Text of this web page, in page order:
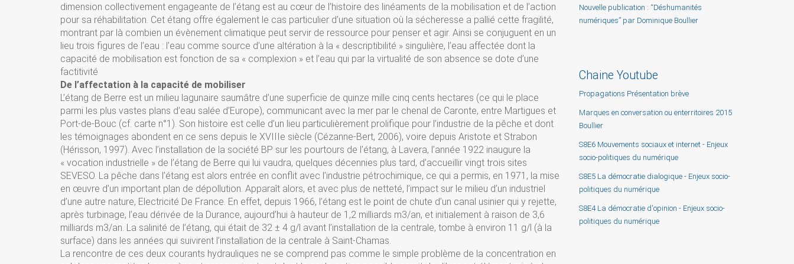
dimension collectivement engageante de l’étang est au cœur de l’histoire des linéaments de la mobilisation et de l’action
pour sa réhabilitation. Cet étang offre également le cas particulier d’une situation où la sécheresse a pallié cette fragilité,
montrant par là combien un évènement climatique peut servir de ressource pour penser et agir. Ainsi se conjuguent en un
lieu trois figures de l’eau : l’eau comme source d’une altération à la « descriptibilité » singulière, l’eau affectée dont la
capacité de mobilisation est fonction de sa « complexion » et l’eau qui par la virtualité de son absence se dote d’une
factitivité
De l’affectation à la capacité de mobiliser
L’étang de Berre est un milieu lagunaire saumâtre d’une superficie de quinze mille cinq cents hectares (ce qui le place
parmi les plus vastes plans d’eau salée d’Europe), communicant avec la mer par le chenal de Caronte, entre Martigues et
Port-de-Bouc (cf. carte n°1). Son histoire est celle d’un lieu particulièrement prolifique pour l’industrie de la pêche et dont
les témoignages abondent en ce sens depuis le XVIIIe siècle (Cézanne-Bert, 2006), voire depuis Aristote et Strabon
(Hérisson, 1997). Avec l’installation de la société BP sur les pourtours de l’étang, à Lavera, l’année 1922 inaugure la
« vocation industrielle » de l’étang de Berre qui lui vaudra, quelques décennies plus tard, d’accueillir vingt trois sites
SEVESO. La pêche dans l’étang est alors entrée en conflit avec l’industrie pétrochimique, ce qui a permis, en 1971, la mise
en œuvre d’un important plan de dépollution. Apparaît alors, et avec plus de netteté, l’impact sur le milieu d’un industriel
d’une autre nature, Electricité De France. En effet, depuis 1966, l’étang est le point de chute d’un canal usinier qui y rejette,
après turbinage, l’eau dérivée de la Durance, aujourd’hui à hauteur de 1,2 milliards m3/an, et initialement à raison de 3,6
milliards m3/an. La salinité de l’étang, qui était de 32 ± 4 g/l avant l’installation de la centrale, tombe à environ 11 g/l (à la
surface) dans les années qui suivirent l’installation de la centrale à Saint-Chamas.
La rencontre de ces deux courants hydrauliques ne se comprend pas comme le simple problème de la concentration en
Nouvelle publication : “Déshumanités
numériques” par Dominique Boullier
Chaine Youtube
Propagations Présentation brève
Marques en conversation ou enterritoires 2015
Boullier
S8E6 Mouvements sociaux et internet - Enjeux
socio-politiques du numérique
S8E5 La démocratie dialogique - Enjeux socio-
politiques du numérique
S8E4 La démocratie d'opinion - Enjeux socio-
politiques du numérique